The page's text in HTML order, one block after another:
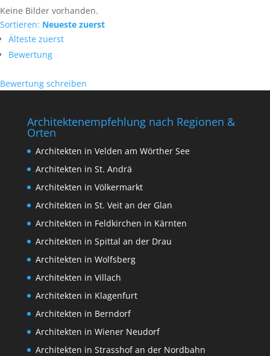
Keine Bilder vorhanden.
Sortieren: Neueste zuerst
Älteste zuerst
Bewertung
Bewertung schreiben
Architektenempfehlung nach Regionen &
Orten
Architekten in Velden am Wörther See
Architekten in St. Andrä
Architekten in Völkermarkt
Architekten in St. Veit an der Glan
Architekten in Feldkirchen in Kärnten
Architekten in Spittal an der Drau
Architekten in Wolfsberg
Architekten in Villach
Architekten in Klagenfurt
Architekten in Berndorf
Architekten in Wiener Neudorf
Architekten in Strasshof an der Nordbahn